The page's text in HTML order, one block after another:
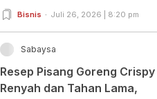
Bisnis Juli 26, 2026 | 8:20 pm
Sabaysa
Resep Pisang Goreng Crispy
Renyah dan Tahan Lama,